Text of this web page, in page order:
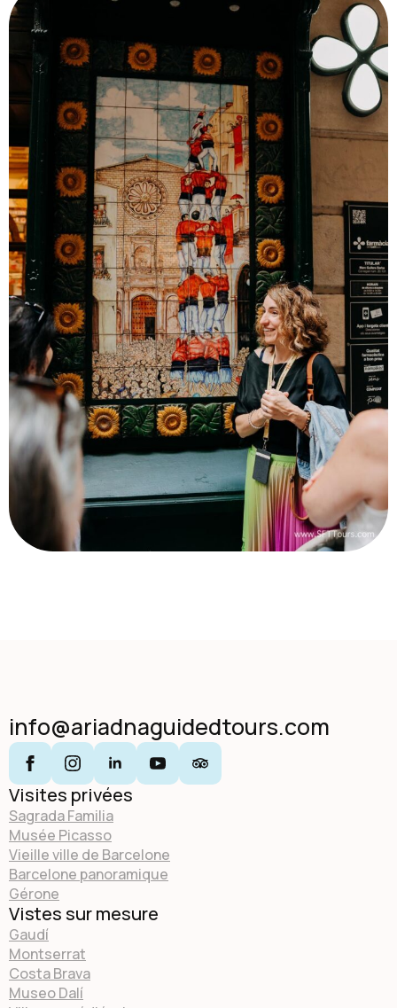
info@ariadnaguidedtours.com
Visites privées
Sagrada Familia
Musée Picasso
Vieille ville de Barcelone
Barcelone panoramique
Gérone
Vistes sur mesure
Gaudí
Montserrat
Costa Brava
Museo Dalí